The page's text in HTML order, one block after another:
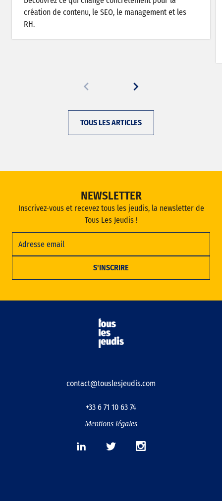
création de contenu, le SEO, le management et les
RH.
TOUS LES ARTICLES
NEWSLETTER
Inscrivez-vous et recevez tous les jeudis, la newsletter de
Tous Les Jeudis !
contact@touslesjeudis.com
+33 6 71 10 63 74
Mentions légales